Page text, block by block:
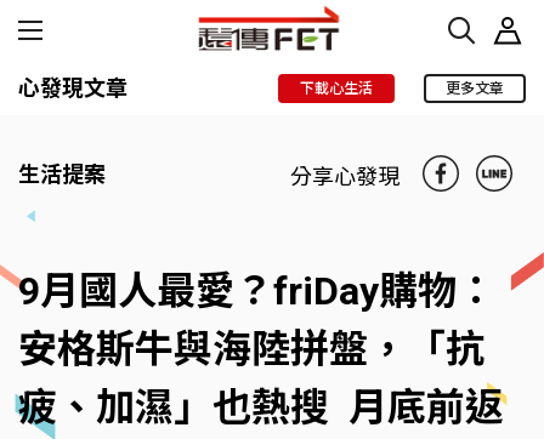
心發現文章 下載心生活 更多文章
生活提案 分享心發現
9月國人最愛？friDay購物：
安格斯牛與海陸拼盤，「抗
疲、加濕」也熱搜 月底前返